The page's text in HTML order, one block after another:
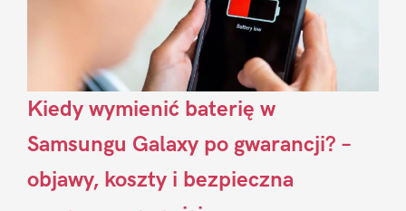
Kiedy wymienić baterię w
Samsungu Galaxy po gwarancji? –
objawy, koszty i bezpieczna